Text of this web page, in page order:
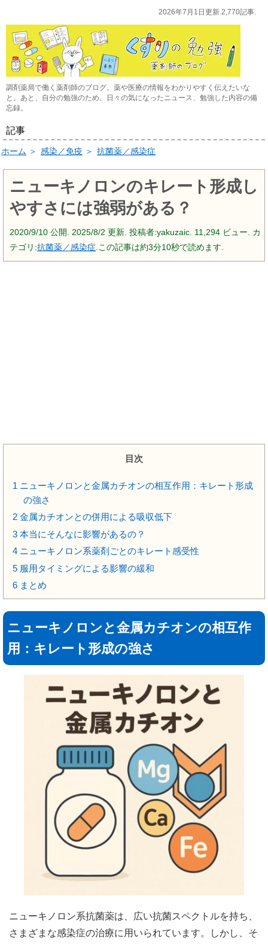
2026年7月1日更新.2,770記事.
調剤薬局で働く薬剤師のブログ。薬や医療の情報をわかりやすく伝えたいな
と。あと、自分の勉強のため。日々の気になったニュース、勉強した内容の備
忘録。
記事
ホーム ＞ 感染／免疫 ＞ 抗菌薬／感染症
ニューキノロンのキレート形成し
やすさには強弱がある？
2020/9/10 公開. 2025/8/2 更新. 投稿者:yakuzaic. 11,294 ビュー. カ
テゴリ:抗菌薬／感染症 .この記事は約3分10秒で読めます.
目次
1 ニューキノロンと金属カチオンの相互作用：キレート形成
の強さ
2 金属カチオンとの併用による吸収低下
3 本当にそんなに影響があるの？
4 ニューキノロン系薬剤ごとのキレート感受性
5 服用タイミングによる影響の緩和
6 まとめ
ニューキノロンと金属カチオンの相互作
用：キレート形成の強さ
ニューキノロン系抗菌薬は、広い抗菌スペクトルを持ち、
さまざまな感染症の治療に用いられています。しかし、そ